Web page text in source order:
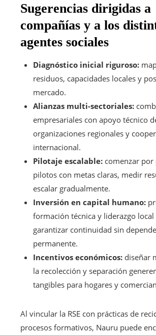
Sugerencias dirigidas a
compañías y a los
agentes sociales
Diagnóstico inicial riguroso:
residuos, capacidades locales y
mercado.
Alianzas multi-sectoriales:
empresariales con apoyo técnico
organizaciones regionales y
internacional.
Pilotaje escalable: comenzar por
pilotos con metas claras, medir
escalar gradualmente.
Inversión en capital humano:
formación técnica y liderazgo local
garantizar continuidad sin
permanente.
Incentivos económicos: diseñar
la recolección y separación
tangibles para hogares y
Al vincular la RSE con prácticas de
procesos formativos, Nauru puede